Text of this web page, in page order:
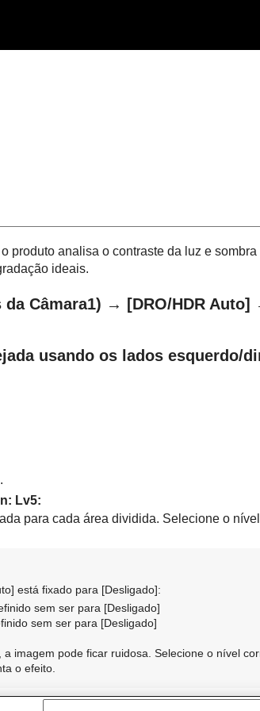
produto analisa o contraste da luz e
ideais.
Câmara1) → [DRO/HDR Auto]
usando os lados esquerdo/
Lv5:
para cada área dividida. Selecione o
está fixado para [Desligado]:
sem ser para [Desligado]
sem ser para [Desligado]
, a imagem pode ficar ruidosa. Selecione o nível
o efeito.